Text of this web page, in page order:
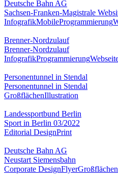
Deutsche Bahn AG
Sachsen-Franken-Magistrale
InfografikMobileProgrammierung
Brenner-Nordzulauf
Brenner-Nordzulauf
InfografikProgrammierung
Personentunnel in Stendal
Personentunnel in Stendal
GroßflächenIllustration
Landessportbund Berlin
Sport in Berlin 03/2022
Editorial DesignPrint
Deutsche Bahn AG
Neustart Siemensbahn
Corporate DesignFlyerGroßflächen